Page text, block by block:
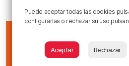
Puede aceptar todas las cookies
configurarlas o rechazar su uso
Aceptar Rechazar